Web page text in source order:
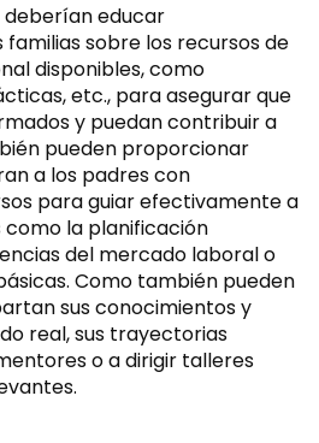
deberían educar
sobre los recursos de
disponibles, como
etc., para asegurar que
y puedan contribuir a
pueden proporcionar
a los padres con
para guiar efectivamente a
como la planificación
del mercado laboral o
Como también pueden
sus conocimientos y
real, sus trayectorias
o a dirigir talleres